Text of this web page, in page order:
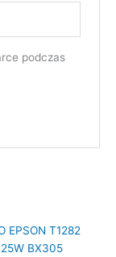
podczas